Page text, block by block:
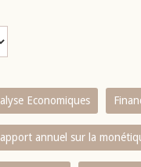
Economiques
annuel sur la